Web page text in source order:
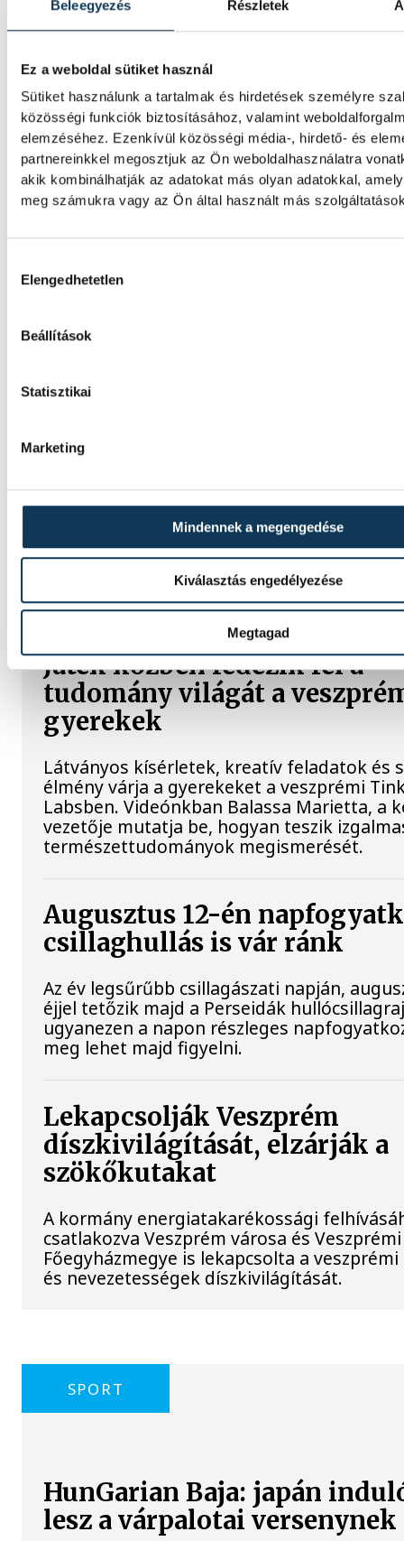
Beleegyezés Részletek
Ez a weboldal sütiket használ
Sütiket használunk a tartalmak és hirdetések személyre
közösségi funkciók biztosításához, valamint
elemzéséhez. Ezenkívül közösségi média-, hirdető- és
partnereinkkel megosztjuk az Ön weboldalhasználatra
akik kombinálhatják az adatokat más olyan adatokkal,
meg számukra vagy az Ön által használt más
Elengedhetetlen
Beállítások
Statisztikai
Marketing
Mindennek a megengedése
Kiválasztás engedélyezése
Megtagad
Magyarország a legforróbb,
Rá sem ismerünk Európára,
rekordokat dönt a hőség. Magyarország a
országok közé került, miközben az
Királyságban olyan száraz júliust mértek,
155 éve nem volt példa.
A múltban és ma is rossz
dunai Ínség-szikla
felbukkanása egyet jelentett az
Magyar Péter:
Jelenleg stabil Magyarország
erőmű munkatársai azon dolgoznak, hogy
még termelő turbina hibamentesen
közölte a miniszterelnök a paksi
látogatása során.
Játék közben fedezik fel a
tudomány világát a
gyerekek
Látványos kísérletek, kreatív feladatok és
élmény várja a gyerekeket a veszprémi
Labsben. Videónkban Balassa Marietta, a
vezetője mutatja be, hogyan teszik
természettudományok megismerését.
Augusztus 12-én
csillaghullás is vár ránk
Az év legsűrűbb csillagászati napján,
éjjel tetőzik majd a Perseidák
ugyanezen a napon részleges
meg lehet majd figyelni.
Lekapcsolják Veszprém
díszkivilágítását, elzárják a
szökőkutakat
A kormány energiatakarékossági
csatlakozva Veszprém városa és Veszprémi
Főegyházmegye is lekapcsolta a
és nevezetességek díszkivilágítását.
SPORT
HunGarian Baja: japán
lesz a várpalotai versenynek